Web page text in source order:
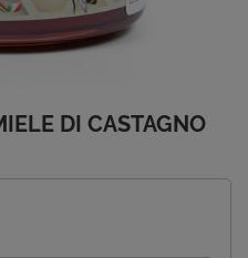
DI CASTAGNO